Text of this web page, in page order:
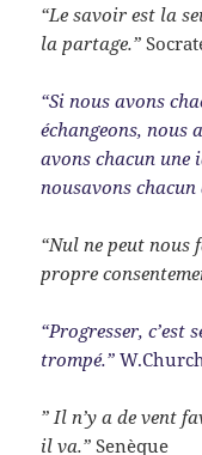
“Le savoir est la
la partage.”
“Si nous avons
échangeons, nous
avons chacun une
nousavons chacun
“Nul ne peut
propre
“Progresser, c’est
trompé.”
” Il n’y a de vent
il va.” Senèque